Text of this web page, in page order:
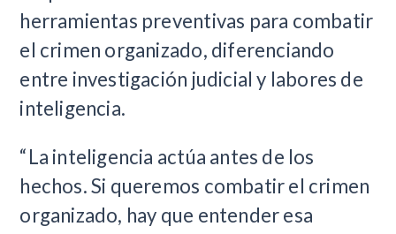
herramientas preventivas para combatir
el crimen organizado, diferenciando
entre investigación judicial y labores de
inteligencia.
“La inteligencia actúa antes de los
hechos. Si queremos combatir el crimen
organizado, hay que entender esa